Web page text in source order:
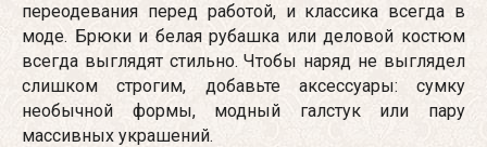
переодевания перед работой, и классика всегда в
моде. Брюки и белая рубашка или деловой костюм
всегда выглядят стильно. Чтобы наряд не выглядел
слишком строгим, добавьте аксессуары: сумку
необычной формы, модный галстук или пару
массивных украшений.